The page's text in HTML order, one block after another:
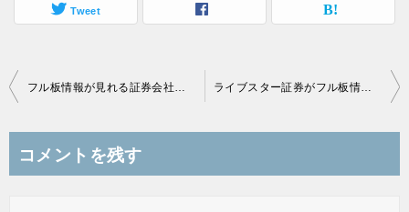
Tweet
投
ビ
コメントを残す